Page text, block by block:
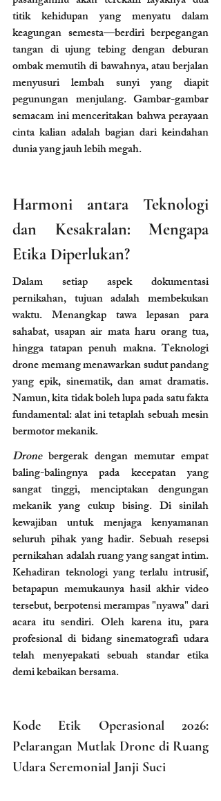
titik kehidupan yang menyatu dalam
keagungan semesta—berdiri berpegangan
tangan di ujung tebing dengan deburan
ombak memutih di bawahnya, atau berjalan
menyusuri lembah sunyi yang diapit
pegunungan menjulang. Gambar-gambar
semacam ini menceritakan bahwa perayaan
cinta kalian adalah bagian dari keindahan
dunia yang jauh lebih megah.
Harmoni antara Teknologi
dan Kesakralan: Mengapa
Etika Diperlukan?
Dalam setiap aspek dokumentasi
pernikahan, tujuan adalah membekukan
waktu. Menangkap tawa lepasan para
sahabat, usapan air mata haru orang tua,
hingga tatapan penuh makna. Teknologi
drone memang menawarkan sudut pandang
yang epik, sinematik, dan amat dramatis.
Namun, kita tidak boleh lupa pada satu fakta
fundamental: alat ini tetaplah sebuah mesin
bermotor mekanik.
Drone bergerak dengan memutar empat
baling-balingnya pada kecepatan yang
sangat tinggi, menciptakan dengungan
mekanik yang cukup bising. Di sinilah
kewajiban untuk menjaga kenyamanan
seluruh pihak yang hadir. Sebuah resepsi
pernikahan adalah ruang yang sangat intim.
Kehadiran teknologi yang terlalu intrusif,
betapapun memukaunya hasil akhir video
tersebut, berpotensi merampas "nyawa" dari
acara itu sendiri. Oleh karena itu, para
profesional di bidang sinematografi udara
telah menyepakati sebuah standar etika
demi kebaikan bersama.
Kode Etik Operasional 2026:
Pelarangan Mutlak Drone di Ruang
Udara Seremonial Janji Suci